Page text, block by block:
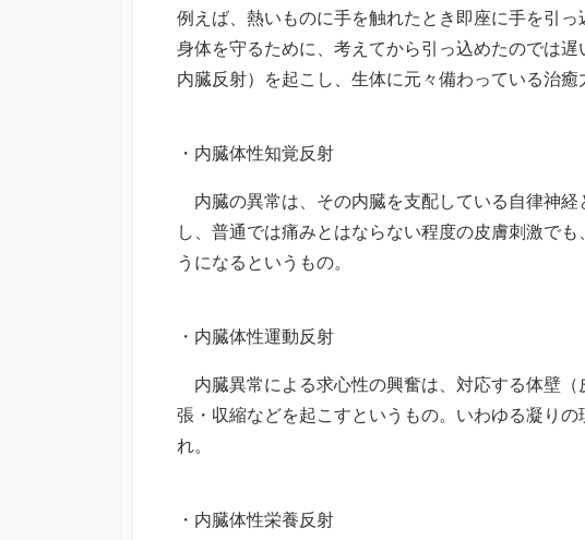
例えば、熱いものに手を触れたとき即座に手を引
身体を守るために、考えてから引っ込めたのでは
内臓反射）を起こし、生体に元々備わっている治癒
・内臓体性知覚反射
内臓の異常は、その内臓を支配している自律神
し、普通では痛みとはならない程度の皮膚刺激で
うになるというもの。
・内臓体性運動反射
内臓異常による求心性の興奮は、対応する体壁
張・収縮などを起こすというもの。いわゆる凝り
れ。
・内臓体性栄養反射